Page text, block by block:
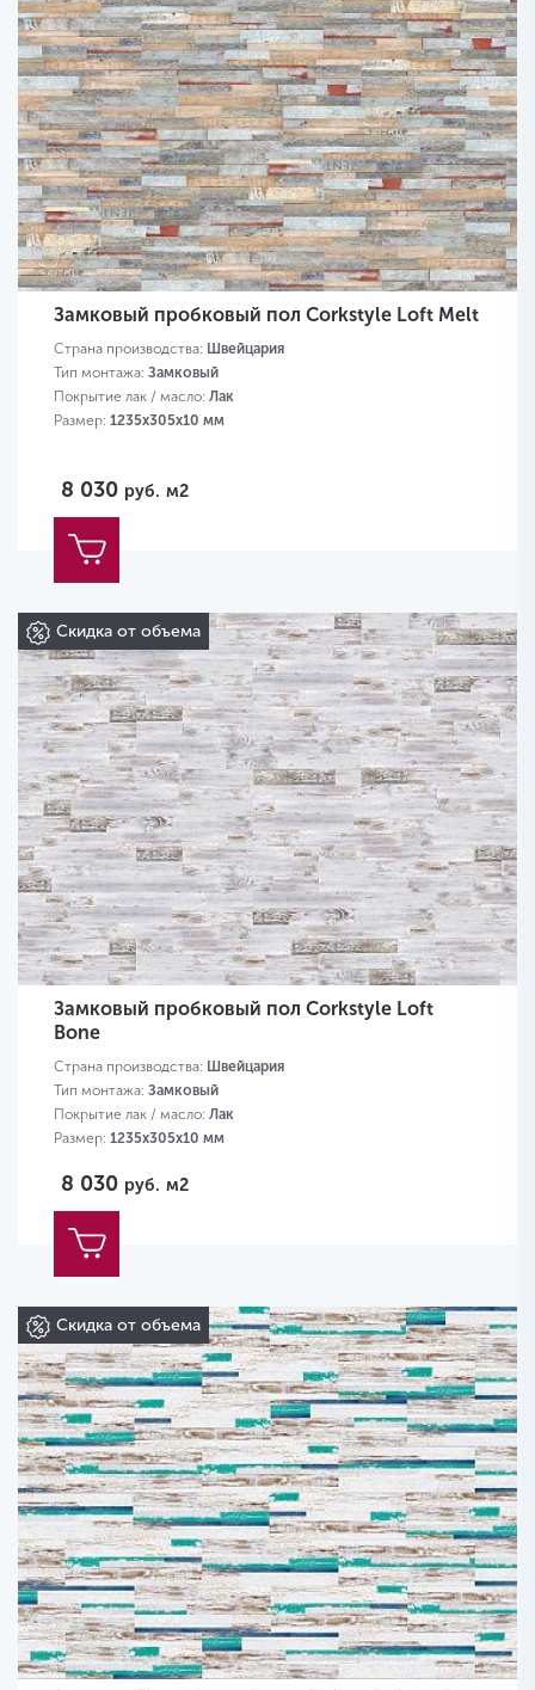
Замковый пробковый пол Corkstyle Loft Melt
Страна производства: Швейцария
Тип монтажа: Замковый
Покрытие лак / масло: Лак
Размер: 1235х305х10 мм
8 030 руб. м2
Скидка от объема
Замковый пробковый пол Corkstyle Loft
Bone
Страна производства: Швейцария
Тип монтажа: Замковый
Покрытие лак / масло: Лак
Размер: 1235х305х10 мм
8 030 руб. м2
Скидка от объема